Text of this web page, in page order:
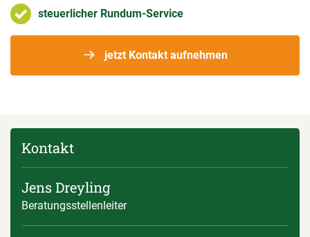
steuerlicher Rundum-Service
jetzt Kontakt aufnehmen
Kontakt
Jens Dreyling
Beratungsstellenleiter